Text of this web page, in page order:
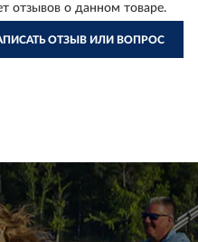
отзывов о данном товаре.
ОТЗЫВ ИЛИ ВОПРОС